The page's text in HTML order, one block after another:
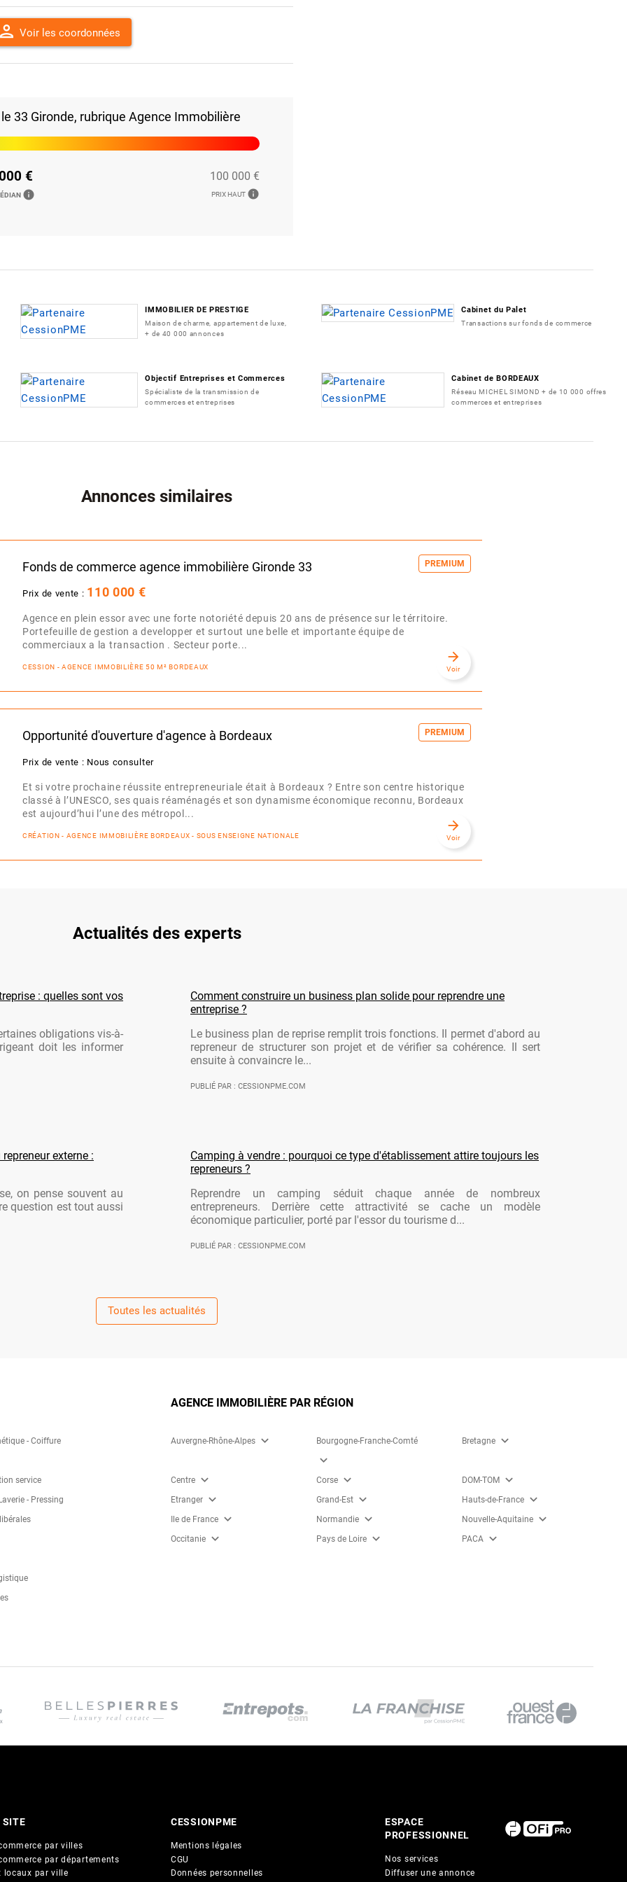
person Voir les coordonnées
33 Gironde, rubrique Agence Immobilière
€
info
100 000 €
PRIX HAUT info
IMMOBILIER DE PRESTIGE
Maison de charme, appartement de luxe,
+ de 40 000 annonces
Cabinet du Palet
Transactions sur fonds de commerce
Objectif Entreprises et Commerces
Spécialiste de la transmission de
commerces et entreprises
Cabinet de BORDEAUX
Réseau MICHEL SIMOND + de 10 000 offres
commerces et entreprises
Annonces similaires
PREMIUM
Fonds de commerce agence immobilière Gironde 33
Prix de vente : 110 000 €
Agence en plein essor avec une forte notoriété depuis 20 ans de présence sur le térritoire.
Portefeuille de gestion a developper et surtout une belle et importante équipe de
commerciaux a la transaction . Secteur porte...
CESSION - AGENCE IMMOBILIÈRE 50 M² BORDEAUX
arrow_forward
Voir
PREMIUM
Opportunité d'ouverture d'agence à Bordeaux
Prix de vente : Nous consulter
Et si votre prochaine réussite entrepreneuriale était à Bordeaux ? Entre son centre historique
classé à l’UNESCO, ses quais réaménagés et son dynamisme économique reconnu, Bordeaux
est aujourd’hui l’une des métropol...
CRÉATION - AGENCE IMMOBILIÈRE BORDEAUX - SOUS ENSEIGNE NATIONALE
arrow_forward
Voir
Actualités des experts
: quelles sont vos
obligations vis-à-
doit les informer
Comment construire un business plan solide pour reprendre une
entreprise ?
Le business plan de reprise remplit trois fonctions. Il permet d'abord au
repreneur de structurer son projet et de vérifier sa cohérence. Il sert
ensuite à convaincre le...
PUBLIÉ PAR : CESSIONPME.COM
externe :
on pense souvent au
question est tout aussi
Camping à vendre : pourquoi ce type d'établissement attire toujours les
repreneurs ?
Reprendre un camping séduit chaque année de nombreux
entrepreneurs. Derrière cette attractivité se cache un modèle
économique particulier, porté par l'essor du tourisme d...
PUBLIÉ PAR : CESSIONPME.COM
Toutes les actualités
- Coiffure
service
- Pressing
AGENCE IMMOBILIÈRE PAR RÉGION
Auvergne-Rhône-Alpes expand_more Bourgogne-Franche-Comté
expand_more
Bretagne expand_more
Centre expand_more Corse expand_more DOM-TOM expand_more
Etranger expand_more Grand-Est expand_more Hauts-de-France expand_more
Ile de France expand_more Normandie expand_more Nouvelle-Aquitaine expand_more
Occitanie expand_more Pays de Loire expand_more PACA expand_more
SITE
par villes
par départements
locaux par ville
CESSIONPME
Mentions légales
CGU
Données personnelles
ESPACE
PROFESSIONNEL
Nos services
Diffuser une annonce